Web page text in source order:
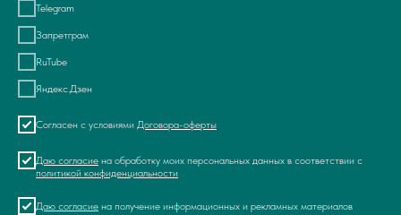
Telegram
Запретграм
RuTube
Яндекс.Дзен
Согласен с условиями Договора-оферты
Даю согласие на обработку моих персональных данных в соответствии с
политикой конфиденциальности
Даю согласие на получение информационных и рекламных материалов